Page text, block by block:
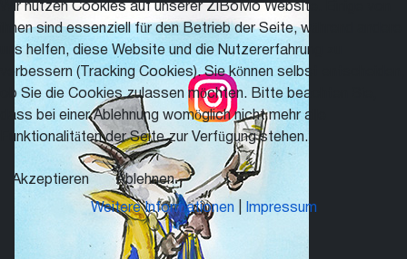
Wir nutzen Cookies auf unserer ZiBoMo Website. Einige von
ihnen sind essenziell für den Betrieb der Seite, während andere
uns helfen, diese Website und die Nutzererfahrung zu
verbessern (Tracking Cookies). Sie können selbst entscheiden,
ob Sie die Cookies zulassen möchten. Bitte beachten Sie,
dass bei einer Ablehnung womöglich nicht mehr alle
Funktionalitäten der Seite zur Verfügung stehen.
Akzeptieren Ablehnen
Weitere Informationen| Impressum